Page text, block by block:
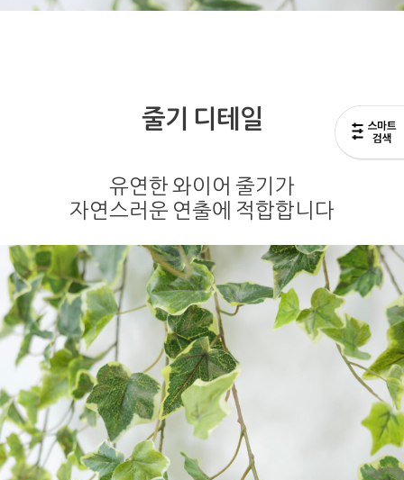
줄기 디테일
유연한 와이어 줄기가
자연스러운 연출에 적합합니다